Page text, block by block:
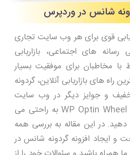
شانس در وردپرس
قوی برای هر وب سایت تجاری
رسانه های اجتماعی، بازاریابی
با مخاطبان برای موفقیت بسیار
راه های بازاریابی آنلاین، گردونه
و جوایز دیگر در وب سایت
شماست. با استفاده از WP Optin Wheel به راحتی می
دهید. در این مقاله به بررسی همه
و ایجاد افزونه گردونه شانس در